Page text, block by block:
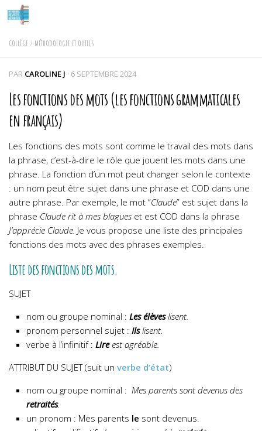
Skip to content
COLLÈGE / MÉTHODOLOGIE ET OUTILS
PAR CAROLINE J · 6 SEPTEMBRE 2024
Les fonctions des mots (les fonctions grammaticales
en français)
Les fonctions des mots sont comme le travail des mots dans
la phrase, c’est-à-dire le rôle que jouent les mots dans une
phrase. La fonction d’un mot peut changer selon le contexte
: un nom peut être sujet dans une phrase et COD dans une
autre phrase. Par exemple, le mot “Claude” est sujet dans la
phrase Claude rit à mes blagues et est COD dans la phrase
J’apprécie Claude. Je vous propose une liste des principales
fonctions des mots avec des phrases exemples.
Liste des fonctions des mots.
SUJET
nom ou groupe nominal : Les élèveslisent.
pronom personnel sujet : Ilslisent.
verbe à l’infinitif : Lireest agréable.
ATTRIBUT DU SUJET (suit un verbe d’état)
nom ou groupe nominal : Mes parents sont devenus des
retraités.
un pronom : Mes parents le sont devenus.